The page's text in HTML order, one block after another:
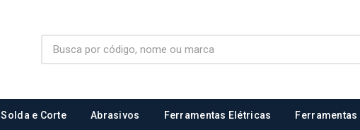
Solda e Corte Abrasivos Ferramentas Elétricas Ferramentas